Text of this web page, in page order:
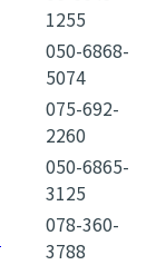
1255
050-6868-
5074
075-692-
2260
050-6865-
3125
078-360-
3788